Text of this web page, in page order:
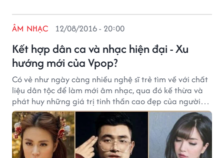
Kết hợp dân ca và nhạc hiện đại - Xu
hướng mới của Vpop?
ÂM NHẠC 12/08/2016 - 20:00
Có vẻ như ngày càng nhiều nghệ sĩ trẻ tìm về với chất
liệu dân tộc để làm mới âm nhạc, qua đó kế thừa và
phát huy những giá trị tinh thần cao đẹp của người
Việt.